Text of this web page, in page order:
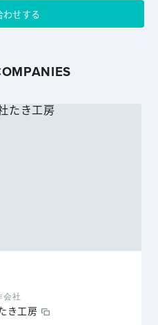
わせする
会社
き工房